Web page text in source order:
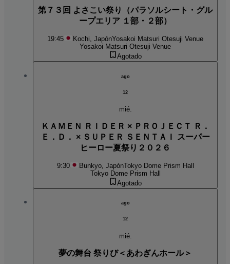
第７３回 よさこい祭り（パラソルシート・グル
ープエリア １部・２部）
19:45 Kochi, JapónYosakoi Matsuri Otesuji Venue
Yosakoi Matsuri Otesuji Venue
Agotado
ago
12
mié.
ＫＡＭＥＮ ＲＩＤＥＲ × ＰＲＯＪＥＣＴ Ｒ．
Ｅ．Ｄ． × ＳＵＰＥＲ ＳＥＮＴＡＩ スーパー
ヒーロー夏祭り２０２６
9:30 Bunkyo, JapónTokyo Dome Prism Hall
Tokyo Dome Prism Hall
Agotado
ago
12
mié.
夢の舞台 祭りび＜あわぎんホール＞